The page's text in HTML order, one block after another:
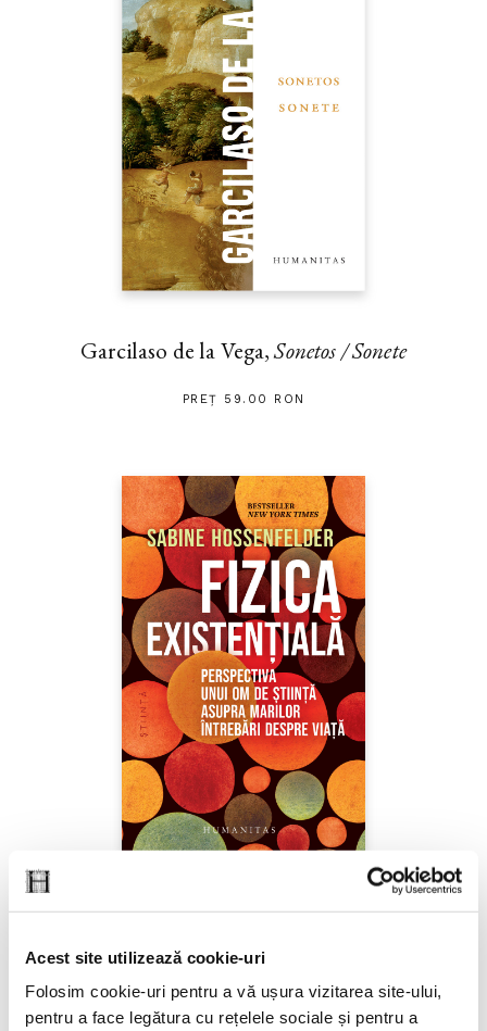
Acest site utilizează cookie-uri
Folosim cookie-uri pentru a vă ușura vizitarea site-ului,
pentru a face legătura cu rețelele sociale și pentru a
Garcilaso de la Vega,Sonetos / Sonete
PREȚ 59.00 RON
Sabine Hossenfelder,Fizica existenţială
PREȚ 71.99 RON